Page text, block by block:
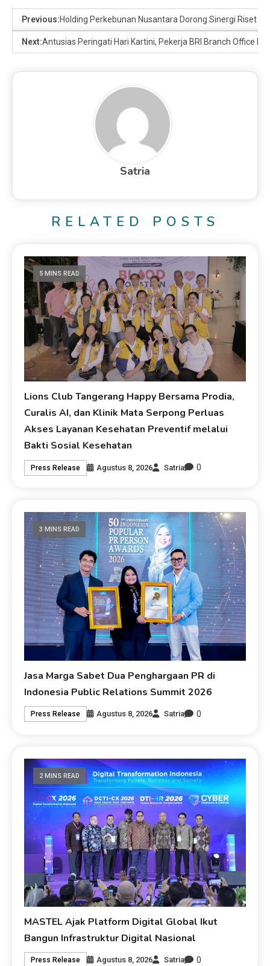
Previous:Holding Perkebunan Nusantara Dorong Sinergi Riset
Next:Antusias Peringati Hari Kartini, Pekerja BRI Branch Office
Satria
RELATED POSTS
5 MINS READ
Lions Club Tangerang Happy Bersama Prodia,
Curalis AI, dan Klinik Mata Serpong Perluas
Akses Layanan Kesehatan Preventif melalui
Bakti Sosial Kesehatan
Press Release Agustus 8, 2026 Satria 0
3 MINS READ
Jasa Marga Sabet Dua Penghargaan PR di
Indonesia Public Relations Summit 2026
Press Release Agustus 8, 2026 Satria 0
2 MINS READ
MASTEL Ajak Platform Digital Global Ikut
Bangun Infrastruktur Digital Nasional
Press Release Agustus 8, 2026 Satria 0